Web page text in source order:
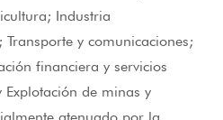
Industria
y comunicaciones;
financiera y servicios
de minas y